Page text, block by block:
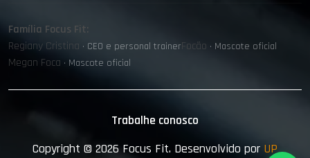
Família Focus Fit:
Regiany Cristina · CEO e personal trainerFocão · Mascote oficial
Megan Foca · Mascote oficial
Copyright © 2026 Focus Fit. Desenvolvido por UP
Trabalhe conosco